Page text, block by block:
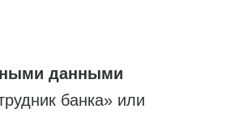
данными
банка» или